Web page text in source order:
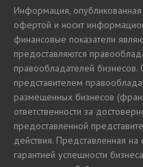
Информация, опубликованная
офертой и носит
финансовые показатели
предоставляются
правообладателей
представителем
размещенных бизнесов
ответственности за
предоставленной
действия. Представленная
гарантией успешности